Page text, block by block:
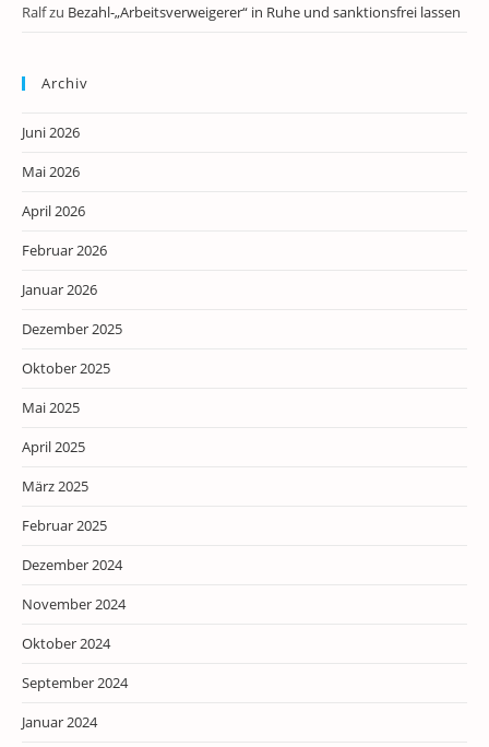
Ralfzu Bezahl-„Arbeitsverweigerer“ in Ruhe und sanktionsfrei lassen
Archiv
Juni 2026
Mai 2026
April 2026
Februar 2026
Januar 2026
Dezember 2025
Oktober 2025
Mai 2025
April 2025
März 2025
Februar 2025
Dezember 2024
November 2024
Oktober 2024
September 2024
Januar 2024